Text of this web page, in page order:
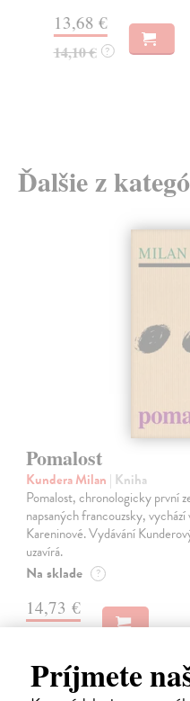
Príjmete
13,68 €
14,10 € ?
Ďalšie z
Pomalost
Kundera Milan | Kniha
Pomalost, chronologicky první
napsaných francouzsky,
Kareninové. Vydávání
uzavírá.
Na sklade ?
14,73 €